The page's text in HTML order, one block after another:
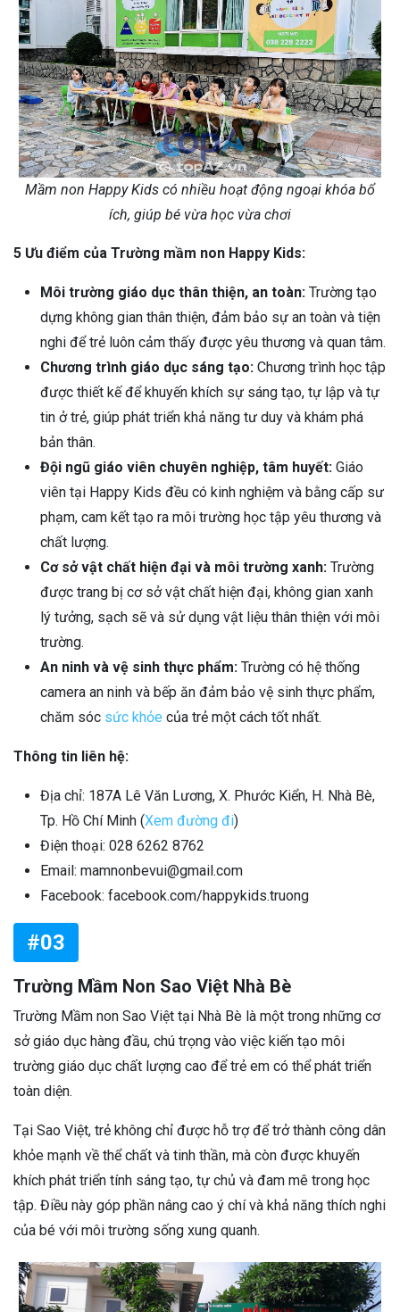
Mầm non Happy Kids có nhiều hoạt động ngoại khóa bổ
ích, giúp bé vừa học vừa chơi
5 Ưu điểm của Trường mầm non Happy Kids:
Môi trường giáo dục thân thiện, an toàn: Trường tạo
dựng không gian thân thiện, đảm bảo sự an toàn và tiện
nghi để trẻ luôn cảm thấy được yêu thương và quan tâm.
Chương trình giáo dục sáng tạo: Chương trình học tập
được thiết kế để khuyến khích sự sáng tạo, tự lập và tự
tin ở trẻ, giúp phát triển khả năng tư duy và khám phá
bản thân.
Đội ngũ giáo viên chuyên nghiệp, tâm huyết: Giáo
viên tại Happy Kids đều có kinh nghiệm và bằng cấp sư
phạm, cam kết tạo ra môi trường học tập yêu thương và
chất lượng.
Cơ sở vật chất hiện đại và môi trường xanh: Trường
được trang bị cơ sở vật chất hiện đại, không gian xanh
lý tưởng, sạch sẽ và sử dụng vật liệu thân thiện với môi
trường.
An ninh và vệ sinh thực phẩm: Trường có hệ thống
camera an ninh và bếp ăn đảm bảo vệ sinh thực phẩm,
chăm sóc sức khỏe của trẻ một cách tốt nhất.
Thông tin liên hệ:
Địa chỉ: 187A Lê Văn Lương, X. Phước Kiển, H. Nhà Bè,
Tp. Hồ Chí Minh (Xem đường đi)
Điện thoại: 028 6262 8762
Email: mamnonbevui@gmail.com
Facebook: facebook.com/happykids.truong
#03
Trường Mầm Non Sao Việt Nhà Bè
Trường Mầm non Sao Việt tại Nhà Bè là một trong những cơ
sở giáo dục hàng đầu, chú trọng vào việc kiến tạo môi
trường giáo dục chất lượng cao để trẻ em có thể phát triển
toàn diện.
Tại Sao Việt, trẻ không chỉ được hỗ trợ để trở thành công dân
khỏe mạnh về thể chất và tinh thần, mà còn được khuyến
khích phát triển tính sáng tạo, tự chủ và đam mê trong học
tập. Điều này góp phần nâng cao ý chí và khả năng thích nghi
của bé với môi trường sống xung quanh.